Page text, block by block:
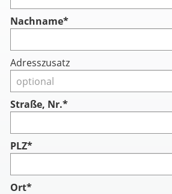
Nachname*
Adresszusatz
Straße, Nr.*
PLZ*
Ort*